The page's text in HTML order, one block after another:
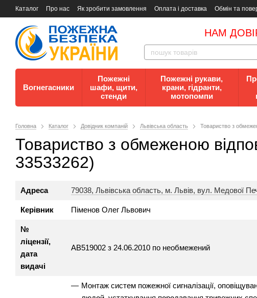
Каталог Про нас Як зробити замовлення Оплата і доставка Обмін та
Документи
Контакти Документи з пожежної безпеки
НАМ
Вогнегасники
Пожежні
шафи, щити,
стенди
Пожежні рукави,
крани, гідранти,
мотопомпи
Головна Каталог Довідник компаній Львівська область Товариство з
Товариство з обмеженою
33533262)
Адреса 79038, Львівська область, м. Львів, вул. Медової
Керівник Піменов Олег Львович
№
ліцензії,
дата
видачі
АВ519002 з 24.06.2010 по необмежений
Монтаж систем пожежної сигналізації,